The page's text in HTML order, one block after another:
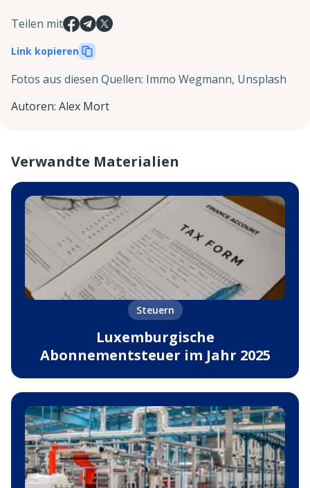
Teilen mit
Link kopieren
Fotos aus diesen Quellen: Immo Wegmann, Unsplash
Autoren: Alex Mort
Verwandte Materialien
Steuern
Luxemburgische
Abonnementsteuer im Jahr 2025